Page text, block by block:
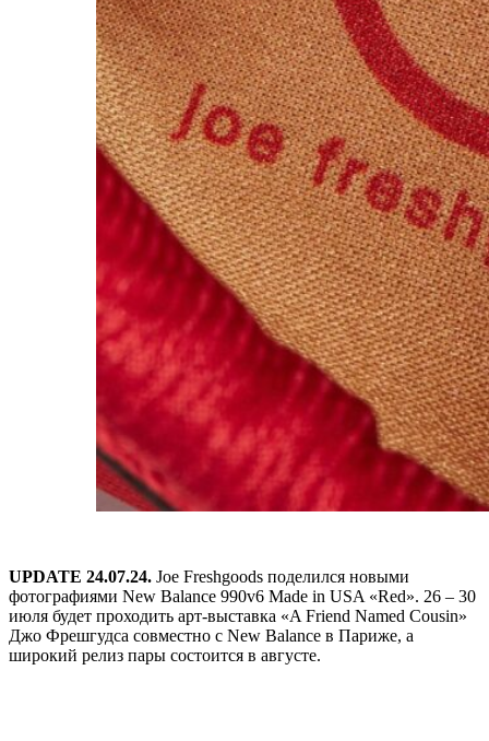
UPDATE 24.07.24. Joe Freshgoods поделился новыми
фотографиями New Balance 990v6 Made in USA «Red». 26 – 30
июля будет проходить арт-выставка «A Friend Named Cousin»
Джо Фрешгудса совместно с New Balance в Париже, а
широкий релиз пары состоится в августе.